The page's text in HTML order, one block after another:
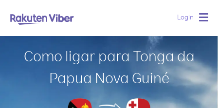
Login
Como ligar para Tonga da
Papua Nova Guiné